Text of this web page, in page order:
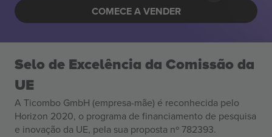
COMECE A VENDER
Selo de Excelência da Comissão da
UE
A Ticombo GmbH (empresa-mãe) é reconhecida pelo
Horizon 2020, o programa de financiamento de pesquisa
e inovação da UE, pela sua proposta nº 782393.